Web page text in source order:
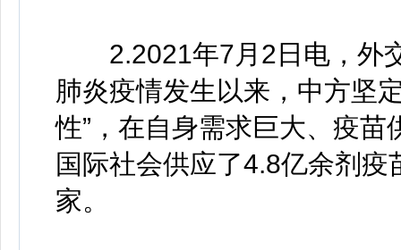
2.2021年7月2日电，外交
肺炎疫情发生以来，中方坚
性”，在自身需求巨大、疫
国际社会供应了4.8亿余剂
家。